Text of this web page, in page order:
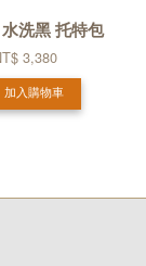
洗黑 托特包
3,380
加入購物車